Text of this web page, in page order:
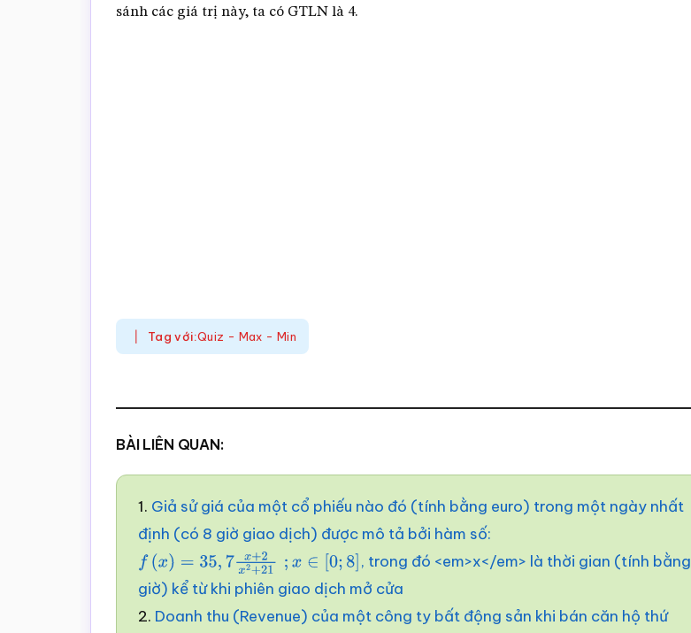
sánh các giá trị này, ta có GTLN là 4.
Tag với:Quiz - Max - Min
BÀI LIÊN QUAN:
1. Giả sử giá của một cổ phiếu nào đó (tính bằng euro) trong một ngày nhất
định (có 8 giờ giao dịch) được mô tả bởi hàm số:
f( x)= 35 ,7x+2x2+21 x∈ [0 ;8]
, trong đó <em>x</em> là thời gian (tính bằng
giờ) kể từ khi phiên giao dịch mở cửa
2. Doanh thu (Revenue) của một công ty bất động sản khi bán căn hộ thứ